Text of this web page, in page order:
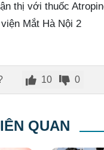
thị với thuốc
Mắt Hà Nội 2
10 0
QUAN